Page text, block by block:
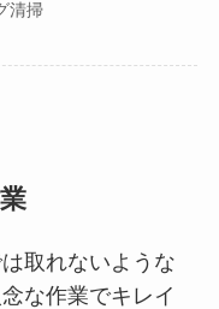
清掃
取れないような
な作業でキレイ